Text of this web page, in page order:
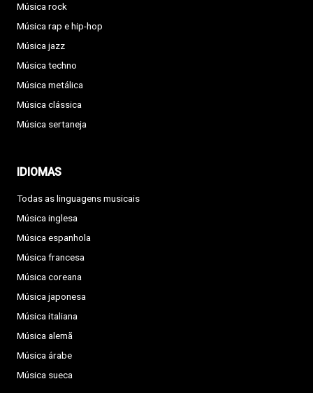
Música rock
Música rap e hip-hop
Música jazz
Música techno
Música metálica
Música clássica
Música sertaneja
IDIOMAS
Todas as linguagens musicais
Música inglesa
Música espanhola
Música francesa
Música coreana
Música japonesa
Música italiana
Música alemã
Música árabe
Música sueca